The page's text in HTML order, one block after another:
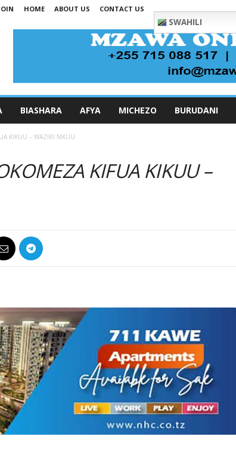
HOME ABOUT US CONTACT US
SWAHILI
BIASHARA AFYA MICHEZO BURUDANI
KIKUU – WAZIRI MKUU
KIFUA KIKUU –